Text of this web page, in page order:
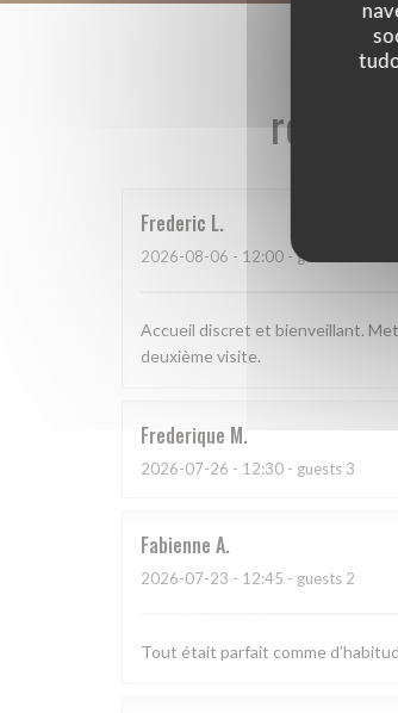
Frederic L
2026-08-06 - 12:00 - guests 3
Accueil discret et bienveillant.
deuxième visite.
Frederique M
2026-07-26 - 12:30 - guests 3
Fabienne A
2026-07-23 - 12:45 - guests 2
Tout était parfait comme